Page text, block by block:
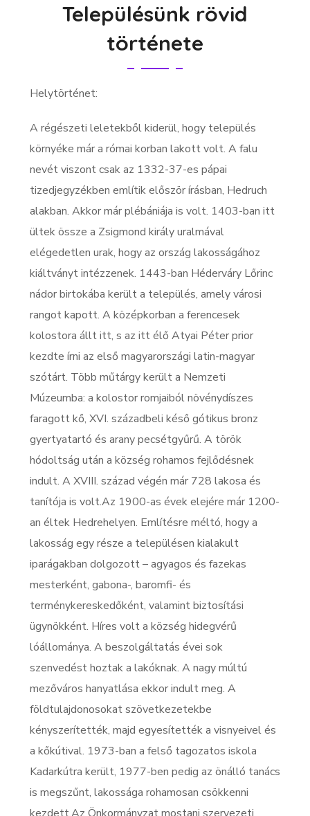
Településünk rövid
története
Helytörténet:
A régészeti leletekből kiderül, hogy település
környéke már a római korban lakott volt. A falu
nevét viszont csak az 1332-37-es pápai
tizedjegyzékben említik először írásban, Hedruch
alakban. Akkor már plébániája is volt. 1403-ban itt
ültek össze a Zsigmond király uralmával
elégedetlen urak, hogy az ország lakosságához
kiáltványt intézzenek. 1443-ban Héderváry Lőrinc
nádor birtokába került a település, amely városi
rangot kapott. A középkorban a ferencesek
kolostora állt itt, s az itt élő Atyai Péter prior
kezdte írni az első magyarországi latin-magyar
szótárt. Több műtárgy került a Nemzeti
Múzeumba: a kolostor romjaiból növénydíszes
faragott kő, XVI. századbeli késő gótikus bronz
gyertyatartó és arany pecsétgyűrű. A török
hódoltság után a község rohamos fejlődésnek
indult. A XVIII. század végén már 728 lakosa és
tanítója is volt.Az 1900-as évek elejére már 1200-
an éltek Hedrehelyen. Említésre méltó, hogy a
lakosság egy része a településen kialakult
iparágakban dolgozott – agyagos és fazekas
mesterként, gabona-, baromfi- és
terménykereskedőként, valamint biztosítási
ügynökként. Híres volt a község hidegvérű
lóállománya. A beszolgáltatás évei sok
szenvedést hoztak a lakóknak. A nagy múltú
mezőváros hanyatlása ekkor indult meg. A
földtulajdonosokat szövetkezetekbe
kényszerítették, majd egyesítették a visnyeivel és
a kőkútival. 1973-ban a felső tagozatos iskola
Kadarkútra került, 1977-ben pedig az önálló tanács
is megszűnt, lakossága rohamosan csökkenni